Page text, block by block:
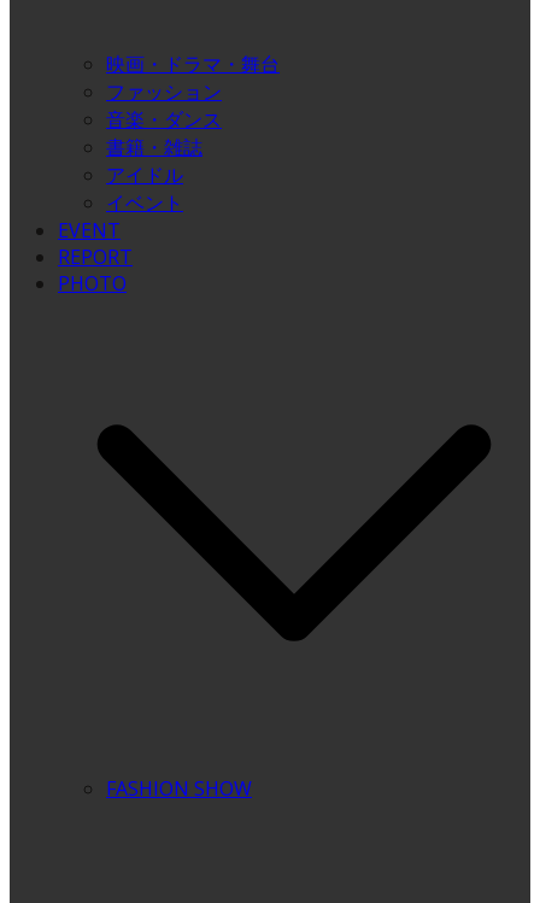
映画・ドラマ・舞台
ファッション
音楽・ダンス
書籍・雑誌
アイドル
イベント
EVENT
REPORT
PHOTO
FASHION SHOW